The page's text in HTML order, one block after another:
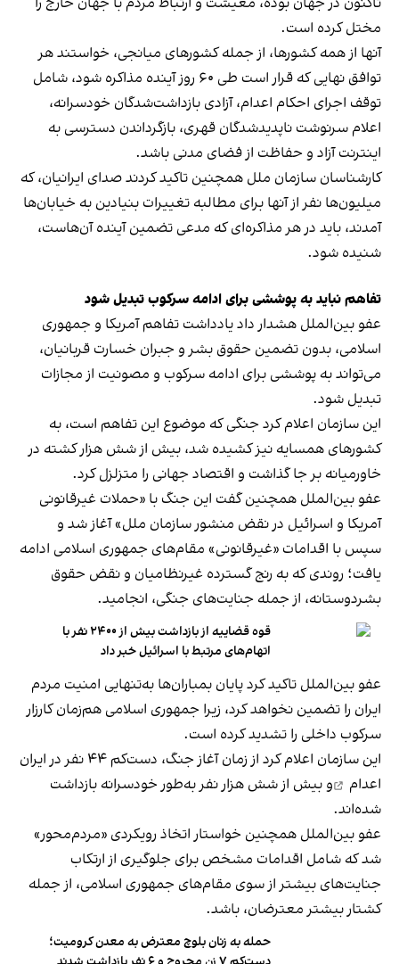
مختل کرده است.
آنها از همه کشورها، از جمله کشورهای میانجی، خواستند هر
توافق نهایی که قرار است طی ۶۰ روز آینده مذاکره شود، شامل
توقف اجرای احکام اعدام، آزادی بازداشت‌شدگان خودسرانه،
اعلام سرنوشت ناپدیدشدگان قهری، بازگرداندن دسترسی به
اینترنت آزاد و حفاظت از فضای مدنی باشد.
کارشناسان سازمان ملل همچنین تاکید کردند صدای ایرانیان، که
میلیون‌ها نفر از آنها برای مطالبه تغییرات بنیادین به خیابان‌ها
آمدند، باید در هر مذاکره‌ای که مدعی تضمین آینده آن‌هاست،
شنیده شود.
تفاهم نباید به پوششی برای ادامه سرکوب تبدیل شود
عفو بین‌الملل هشدار داد یادداشت تفاهم آمریکا و جمهوری
اسلامی، بدون تضمین حقوق بشر و جبران خسارت قربانیان،
می‌تواند به پوششی برای ادامه سرکوب و مصونیت از مجازات
تبدیل شود.
این سازمان اعلام کرد جنگی که موضوع این تفاهم است، به
کشورهای همسایه نیز کشیده شد، بیش از شش هزار کشته در
خاورمیانه بر جا گذاشت و اقتصاد جهانی را متزلزل کرد.
عفو بین‌الملل همچنین گفت این جنگ با «حملات غیرقانونی
آمریکا و اسرائیل در نقض منشور سازمان ملل» آغاز شد و
سپس با اقدامات «غیرقانونی» مقام‌های جمهوری اسلامی ادامه
یافت؛ روندی که به رنج گسترده غیرنظامیان و نقض حقوق
بشردوستانه، از جمله جنایت‌های جنگی، انجامید.
قوه قضاییه از بازداشت بیش از ۲۴۰۰ نفر با
اتهام‌های مرتبط با اسرائیل خبر داد
عفو بین‌الملل تاکید کرد پایان بمباران‌ها به‌تنهایی امنیت مردم
ایران را تضمین نخواهد کرد، زیرا جمهوری اسلامی هم‌زمان کارزار
سرکوب داخلی را تشدید کرده است.
این سازمان اعلام کرد از زمان آغاز جنگ، دست‌کم ۴۴ نفر در ایران
اعدام
و بیش از شش هزار نفر به‌طور خودسرانه بازداشت
شده‌اند.
عفو بین‌الملل همچنین خواستار اتخاذ رویکردی «مردم‌محور»
شد که شامل اقدامات مشخص برای جلوگیری از ارتکاب
جنایت‌های بیشتر از سوی مقام‌های جمهوری اسلامی، از جمله
کشتار بیشتر معترضان، باشد.
حمله به زنان بلوچ معترض به معدن کرومیت؛